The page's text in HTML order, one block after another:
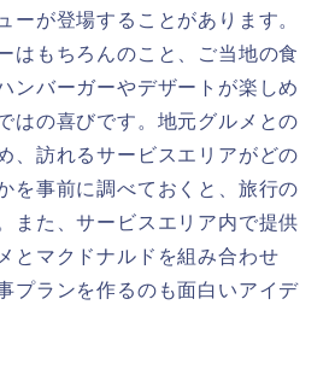
ーが登場することがあります。
はもちろんのこと、ご当地の食
ンバーガーやデザートが楽しめ
はの喜びです。地元グルメとの
、訪れるサービスエリアがどの
を事前に調べておくと、旅行の
また、サービスエリア内で提供
とマクドナルドを組み合わせ
プランを作るのも面白いアイデ